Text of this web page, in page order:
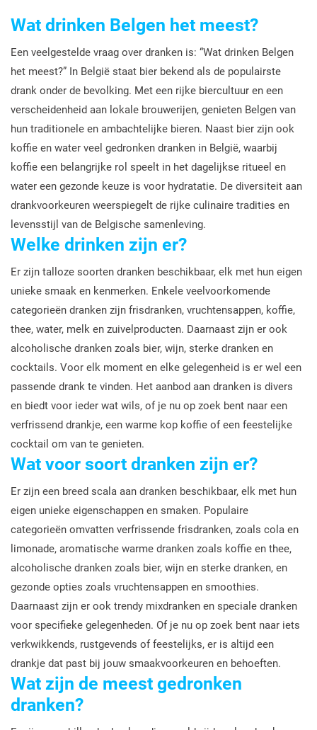
Wat drinken Belgen het meest?
Een veelgestelde vraag over dranken is: “Wat drinken Belgen
het meest?” In België staat bier bekend als de populairste
drank onder de bevolking. Met een rijke biercultuur en een
verscheidenheid aan lokale brouwerijen, genieten Belgen van
hun traditionele en ambachtelijke bieren. Naast bier zijn ook
koffie en water veel gedronken dranken in België, waarbij
koffie een belangrijke rol speelt in het dagelijkse ritueel en
water een gezonde keuze is voor hydratatie. De diversiteit aan
drankvoorkeuren weerspiegelt de rijke culinaire tradities en
levensstijl van de Belgische samenleving.
Welke drinken zijn er?
Er zijn talloze soorten dranken beschikbaar, elk met hun eigen
unieke smaak en kenmerken. Enkele veelvoorkomende
categorieën dranken zijn frisdranken, vruchtensappen, koffie,
thee, water, melk en zuivelproducten. Daarnaast zijn er ook
alcoholische dranken zoals bier, wijn, sterke dranken en
cocktails. Voor elk moment en elke gelegenheid is er wel een
passende drank te vinden. Het aanbod aan dranken is divers
en biedt voor ieder wat wils, of je nu op zoek bent naar een
verfrissend drankje, een warme kop koffie of een feestelijke
cocktail om van te genieten.
Wat voor soort dranken zijn er?
Er zijn een breed scala aan dranken beschikbaar, elk met hun
eigen unieke eigenschappen en smaken. Populaire
categorieën omvatten verfrissende frisdranken, zoals cola en
limonade, aromatische warme dranken zoals koffie en thee,
alcoholische dranken zoals bier, wijn en sterke dranken, en
gezonde opties zoals vruchtensappen en smoothies.
Daarnaast zijn er ook trendy mixdranken en speciale dranken
voor specifieke gelegenheden. Of je nu op zoek bent naar iets
verkwikkends, rustgevends of feestelijks, er is altijd een
drankje dat past bij jouw smaakvoorkeuren en behoeften.
Wat zijn de meest gedronken
dranken?